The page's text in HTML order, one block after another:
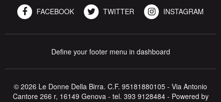
FACEBOOK TWITTER INSTAGRAM
Define your footer menu in dashboard
© 2026 Le Donne Della Birra. C.F. 95181880105 - Via Antonio
Cantore 266 r, 16149 Genova - tel. 393 9128484 - Powered by